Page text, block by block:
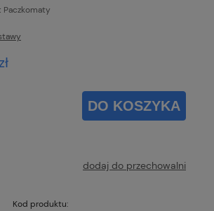
Paczkomaty
ewentualnych kosztów płatności
DO KOSZYKA
dodaj do przechowalni
Kod produktu: